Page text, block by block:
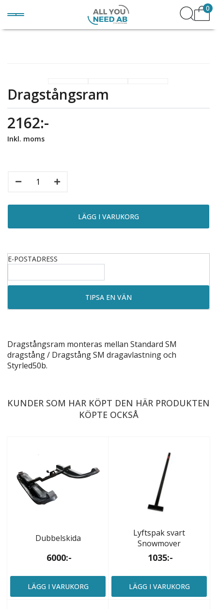
0
Dragstångsram
2162:-
Inkl. moms
E-POSTADRESS
Dragstångsram monteras mellan Standard SM
dragstång/ Dragstång SM dragavlastningoch
Styrled50b.
KUNDER SOM HAR KÖPT DEN HÄR PRODUKTEN
KÖPTE OCKSÅ
Dubbelskida
6000:-
LÄGG I VARUKORG
Lyftspak svart
Snowmover
1035:-
LÄGG I VARUKORG